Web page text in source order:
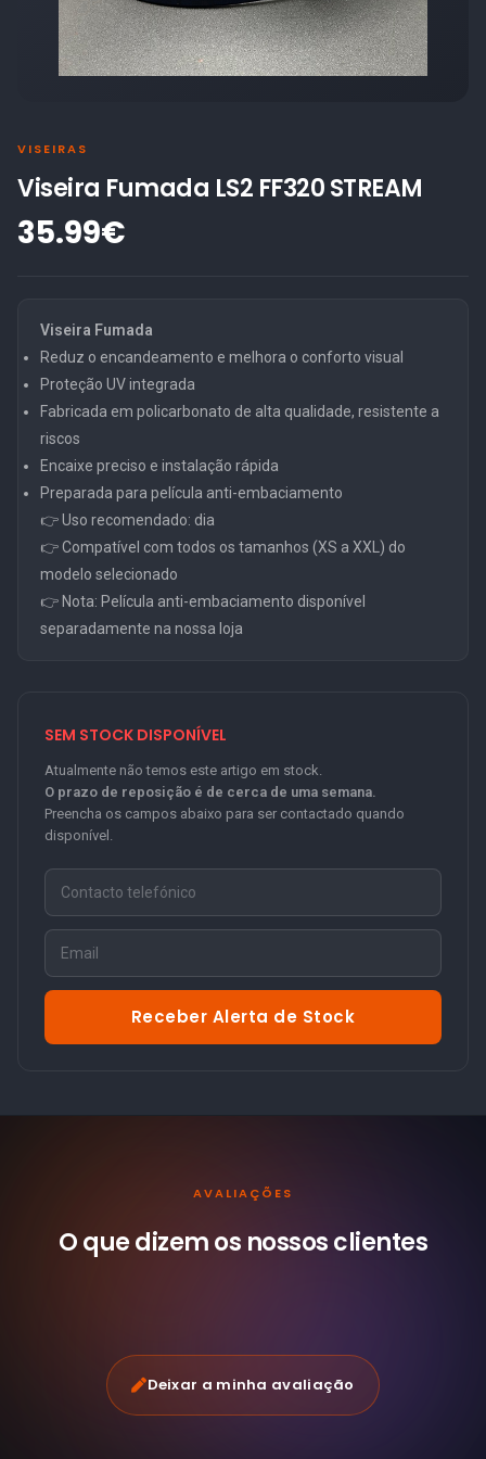
VISEIRAS
Viseira Fumada LS2 FF320 STREAM
35.99€
Viseira Fumada
Reduz o encandeamento e melhora o conforto visual
Proteção UV integrada
Fabricada em policarbonato de alta qualidade, resistente a
riscos
Encaixe preciso e instalação rápida
Preparada para película anti-embaciamento
👉 Uso recomendado: dia
👉 Compatível com todos os tamanhos (XS a XXL) do
modelo selecionado
👉 Nota: Película anti-embaciamento disponível
separadamente na nossa loja
SEM STOCK DISPONÍVEL
Atualmente não temos este artigo em stock.
O prazo de reposição é de cerca de uma semana.
Preencha os campos abaixo para ser contactado quando
disponível.
Receber Alerta de Stock
AVALIAÇÕES
O que dizem os nossosclientes
Deixar a minha avaliação